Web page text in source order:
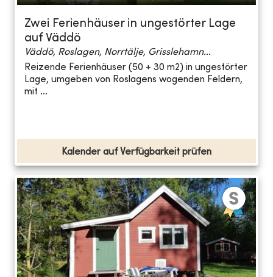
Zwei Ferienhäuser in ungestörter Lage
auf Väddö
Väddö, Roslagen, Norrtälje, Grisslehamn...
Reizende Ferienhäuser (50 + 30 m2) in ungestörter
Lage, umgeben von Roslagens wogenden Feldern,
mit ...
Kalender auf Verfügbarkeit prüfen